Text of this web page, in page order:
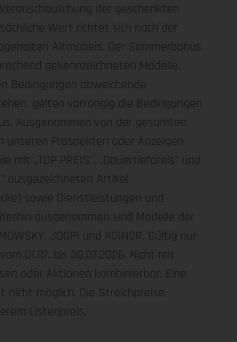
der geschenkten
Wert richtet sich nach der
Altmöbels. Der Sommerbonus
gekennzeichneten Modelle.
Bedingungen abweichende
gelten vorrangig die Bedingungen
Ausgenommen von der gesamten
unseren Prospekten oder Anzeigen
mit „TOP PREIS", „Dauertiefpreis" und
ausgezeichneten Artikel
sowie Dienstleistungen und
ausgenommen sind Modelle der
JOOP! und KOINOR. Gültig nur
01.07. bis 30.07.2026. Nicht mit
oder Aktionen kombinierbar. Eine
nicht möglich. Die Streichpreise
Listenpreis.